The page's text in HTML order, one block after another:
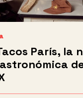
París, la